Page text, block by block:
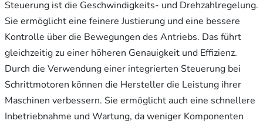
Steuerung ist die Geschwindigkeits- und Drehzahlregelung.
Sie ermöglicht eine feinere Justierung und eine bessere
Kontrolle über die Bewegungen des Antriebs. Das führt
gleichzeitig zu einer höheren Genauigkeit und Effizienz.
Durch die Verwendung einer integrierten Steuerung bei
Schrittmotoren können die Hersteller die Leistung ihrer
Maschinen verbessern. Sie ermöglicht auch eine schnellere
Inbetriebnahme und Wartung, da weniger Komponenten